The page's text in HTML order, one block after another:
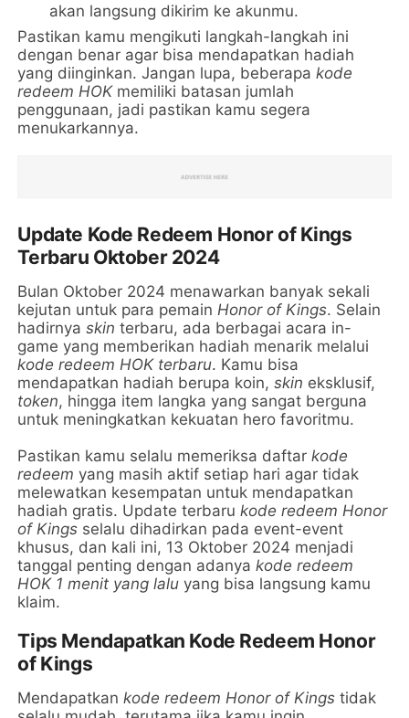
akan langsung dikirim ke akunmu.
Pastikan kamu mengikuti langkah-langkah ini
dengan benar agar bisa mendapatkan hadiah
yang diinginkan. Jangan lupa, beberapakode
redeem HOKmemiliki batasan jumlah
penggunaan, jadi pastikan kamu segera
menukarkannya.
Update Kode Redeem Honor of Kings
Terbaru Oktober 2024
Bulan Oktober 2024 menawarkan banyak sekali
kejutan untuk para pemainHonor of Kings. Selain
hadirnyaskin terbaru, ada berbagai acara in-
game yang memberikan hadiah menarik melalui
kode redeem HOK terbaru. Kamu bisa
mendapatkan hadiah berupa koin,skin eksklusif,
token, hingga item langka yang sangat berguna
untuk meningkatkan kekuatan hero favoritmu.
Pastikan kamu selalu memeriksa daftarkode
redeem yang masih aktif setiap hari agar tidak
melewatkan kesempatan untuk mendapatkan
hadiah gratis. Update terbarukode redeem Honor
of Kings selalu dihadirkan pada event-event
khusus, dan kali ini, 13 Oktober 2024 menjadi
tanggal penting dengan adanyakode redeem
HOK 1 menit yang lalu yang bisa langsung kamu
klaim.
Tips Mendapatkan Kode Redeem Honor
of Kings
Mendapatkankode redeem Honor of Kings tidak